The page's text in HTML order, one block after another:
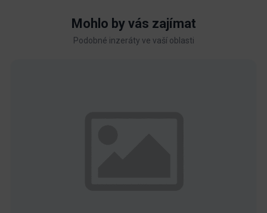
Mohlo by vás zajímat
Podobné inzeráty ve vaší oblasti